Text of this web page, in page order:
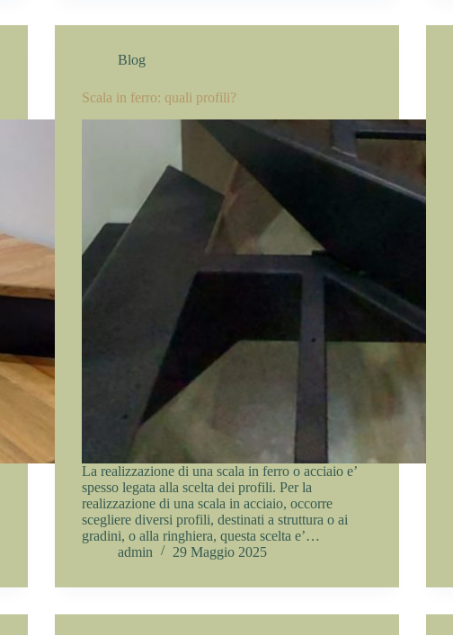
Blog
Scala in ferro: quali profili?
La realizzazione di una scala in ferro o acciaio e’
spesso legata alla scelta dei profili. Per la
realizzazione di una scala in acciaio, occorre
scegliere diversi profili, destinati a struttura o ai
gradini, o alla ringhiera, questa scelta e’…
admin
29 Maggio 2025